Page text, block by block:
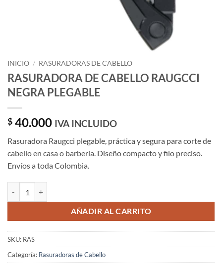
INICIO / RASURADORAS DE CABELLO
RASURADORA DE CABELLO RAUGCCI
NEGRA PLEGABLE
$ 40.000 IVA INCLUIDO
Rasuradora Raugcci plegable, práctica y segura para corte de
cabello en casa o barbería. Diseño compacto y filo preciso.
Envíos a toda Colombia.
AÑADIR AL CARRITO
SKU: RAS
Categoría: Rasuradoras de Cabello